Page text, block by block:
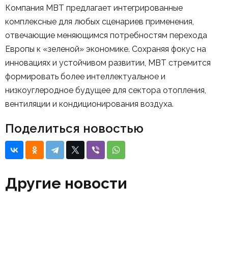
Компания MBT предлагает интегрированные
комплексные для любых сценариев применения,
отвечающие меняющимся потребностям перехода
Европы к «зеленой» экономике. Сохраняя фокус на
инновациях и устойчивом развитии, MBT стремится
формировать более интеллектуальное и
низкоуглеродное будущее для сектора отопления,
вентиляции и кондиционирования воздуха.
Поделиться новостью
Другие новости